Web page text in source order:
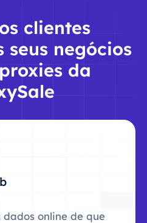
clientes
seus negócios
da
online de que